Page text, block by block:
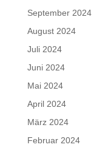
September 2024
August 2024
Juli 2024
Juni 2024
Mai 2024
April 2024
März 2024
Februar 2024